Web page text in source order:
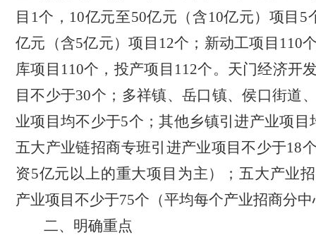
目1个，10亿元至50亿元（含10亿元）项目5
亿元（含5亿元）项目12个；新动工项目110
库项目110个，投产项目112个。天门经济开
目不少于30个；多祥镇、岳口镇、侯口街道
业项目均不少于5个；其他乡镇引进产业项目
五大产业链招商专班引进产业项目不少于18
资5亿元以上的重大项目为主）；五大产业
产业项目不少于75个（平均每个产业招商分
二、明确重点